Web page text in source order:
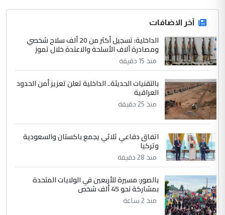
التعليق : قرار مستعجل جدا ولامصلحة فيه
للوزاره ولا للمواطن القرار الصائب يكون بعد
الاستماع للمدير ومغرفة ...
الموضوع :
وزير الصحة يعفي مدير مستشفى الكرخ
العام في بغداد
4 سردار
التعليق : واحد من عصابة علي ماما يسقط
جنسية الرافد الثالث للعراق ومن اصول عريقة
الموضوع :
الجواهري يرد على صدام حسين سل
مضجعيك يابن الزنا (نص كامل)
5 سردار
التعليق : واحد من عصابة علي ماما يسقط
جنسية الرافد الثالث للعراق ومن اصول عريقة
آخر الاضافات
الداخلية: تسجيل أكثر من 20 ألف سلاح شخصي
ومصادرة آلاف الأسلحة والاعتدة خلال تموز
منذ 15 دقيقة
بالتقنيات الحديثة.. الداخلية تعلن تعزيز أمن الحدود
العراقية
منذ 25 دقيقة
اتفاق دفاعي ثلاثي يجمع باكستان والسعودية
وتركيا
منذ 28 دقيقة
بالصور: مسيرة للأربعين في الولايات المتحدة
بمشاركة نحو 45 ألف شخص
منذ 2 ساعة